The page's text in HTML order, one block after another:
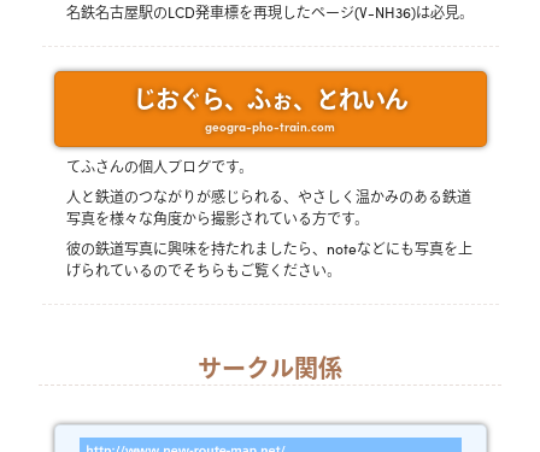
名鉄名古屋駅のLCD発車標を再現したページ(V-NH36)は必見。
じおぐら、ふぉ、とれいん
geogra-pho-train.com
てふさんの個人ブログです。
人と鉄道のつながりが感じられる、やさしく温かみのある鉄道
写真を様々な角度から撮影されている方です。
彼の鉄道写真に興味を持たれましたら、noteなどにも写真を上
げられているのでそちらもご覧ください。
サークル関係